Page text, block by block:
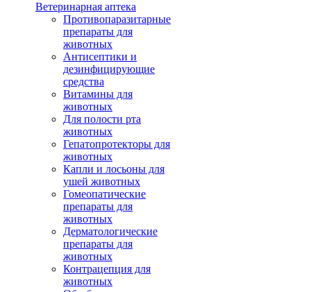
Ветеринарная аптека
Противопаразитарные
препараты для
животных
Антисептики и
дезинфицирующие
средства
Витамины для
животных
Для полости рта
животных
Гепатопротекторы для
животных
Капли и лосьоны для
ушей животных
Гомеопатические
препараты для
животных
Дерматологические
препараты для
животных
Контрацепция для
животных